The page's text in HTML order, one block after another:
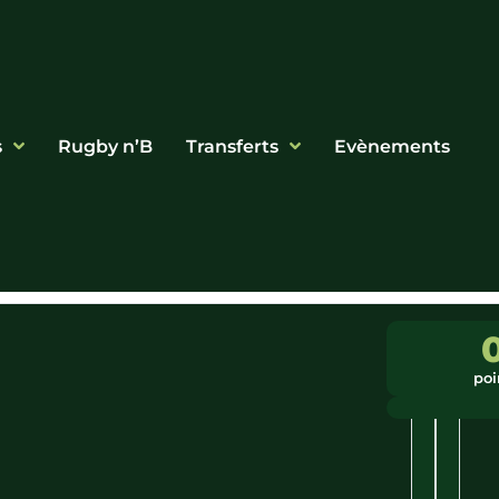
Rugby n’B Transferts Evènements
Bretagne
Pordic